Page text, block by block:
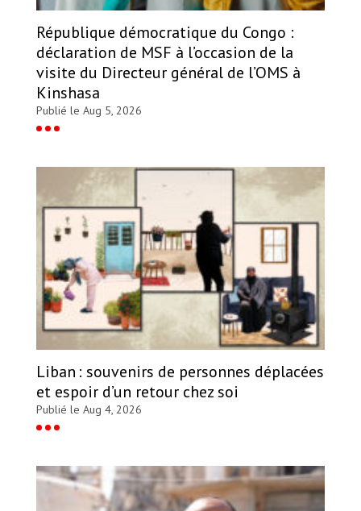
République démocratique du Congo :
déclaration de MSF à l’occasion de la
visite du Directeur général de l’OMS à
Kinshasa
Publié le Aug 5, 2026
Liban : souvenirs de personnes déplacées
et espoir d’un retour chez soi
Publié le Aug 4, 2026